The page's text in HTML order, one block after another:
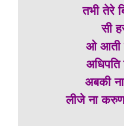
तभी तेरे
सी
ओ आती
अधिपति
अबकी
लीजे ना